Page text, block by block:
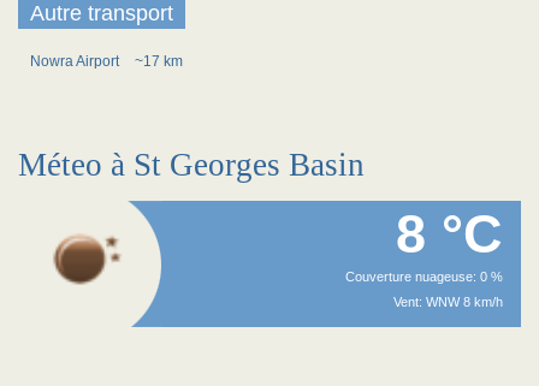
Autre transport
Nowra Airport ~17 km
Méteo à St Georges Basin
8 °C
Couverture nuageuse: 0 %
Vent: WNW 8 km/h